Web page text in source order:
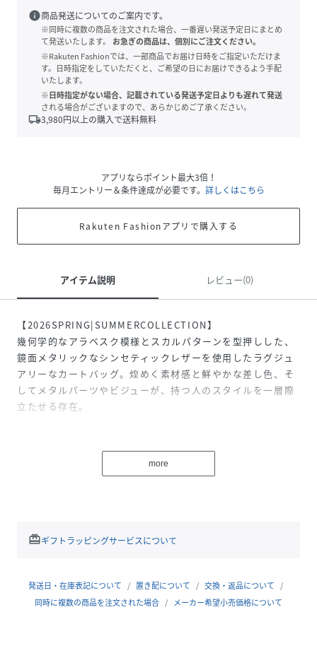
info商品発送についてのご案内です。
※同時に複数の商品を注文された場合、一番遅い発送予定日にまとめ
て発送いたします。
お急ぎの商品は、個別にご注文ください。
※Rakuten Fashionでは、一部商品でお届け日時をご指定いただけま
す。日時指定をしていただくと、ご希望の日にお届けできるよう手配
いたします。
※日時指定がない場合、記載されている発送予定日よりも遅れて発送
される場合がございますので、あらかじめご了承ください。
local_shipping3,980円以上の購入で送料無料
アプリならポイント最大3倍！
毎月エントリー＆条件達成が必要です。 詳しくはこちら
Rakuten Fashionアプリで購入する
アイテム説明 レビュー(0)
【2026SPRING|SUMMERCOLLECTION】
幾何学的なアラベスク模様とスカルパターンを型押しした、
鏡面メタリックなシンセティックレザーを使用したラグジュ
アリーなカートバッグ。煌めく素材感と鮮やかな差し色、そ
してメタルパーツやビジューが、持つ人のスタイルを一層際
立たせる存在。
様とスカルパターンを型押しした、奥行きのあるデザイン。
鮮やかな差し色がアクセントを加え、個性を際立たせる
けの2WAYで楽しめる利便性
ティ刺しベルトを完備
・底面には安定感を高め、汚れを防ぐ底鋲を配置し、バッグ
more
redeemギフトラッピングサービスについて
発送日・在庫表記について 置き配について
交換・返品について
同時に複数の商品を注文された場合
メーカー希望小売価格について